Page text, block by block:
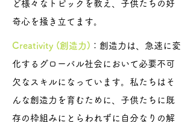
ど様々なトピックを教え、子供たちの好
奇心を掻き立てます。
Creativity (創造力) ：創造力は、急速に変
化するグローバル社会において必要不可
欠なスキルになっています。私たちはそ
んな創造力を育むために、子供たちに既
存の枠組みにとらわれずに自分なりの解